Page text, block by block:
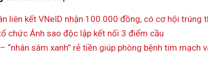
liên kết VNeID nhận 100.000 đồng, có cơ hội trúng
chức Ánh sao độc lập kết nối 3 điểm cầu
“nhân sâm xanh” rẻ tiền giúp phòng bệnh tim mạch